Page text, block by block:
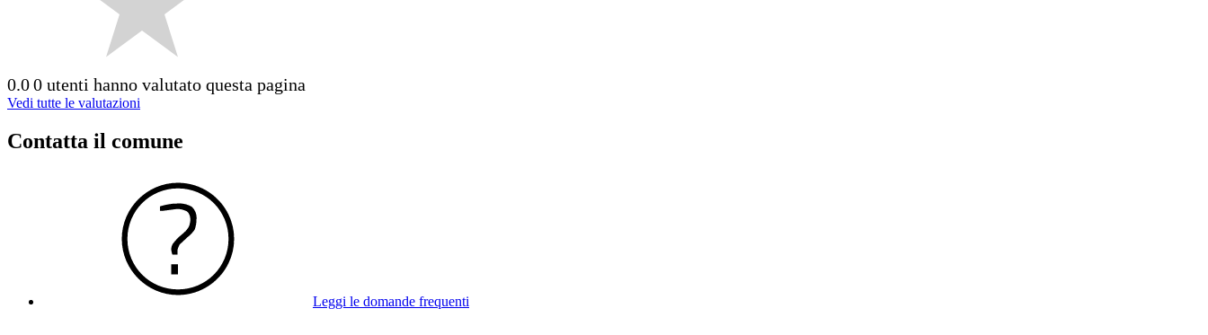
0.00 utenti hanno valutato questa pagina
Vedi tutte le valutazioni
Contatta il comune
Leggi le domande frequenti